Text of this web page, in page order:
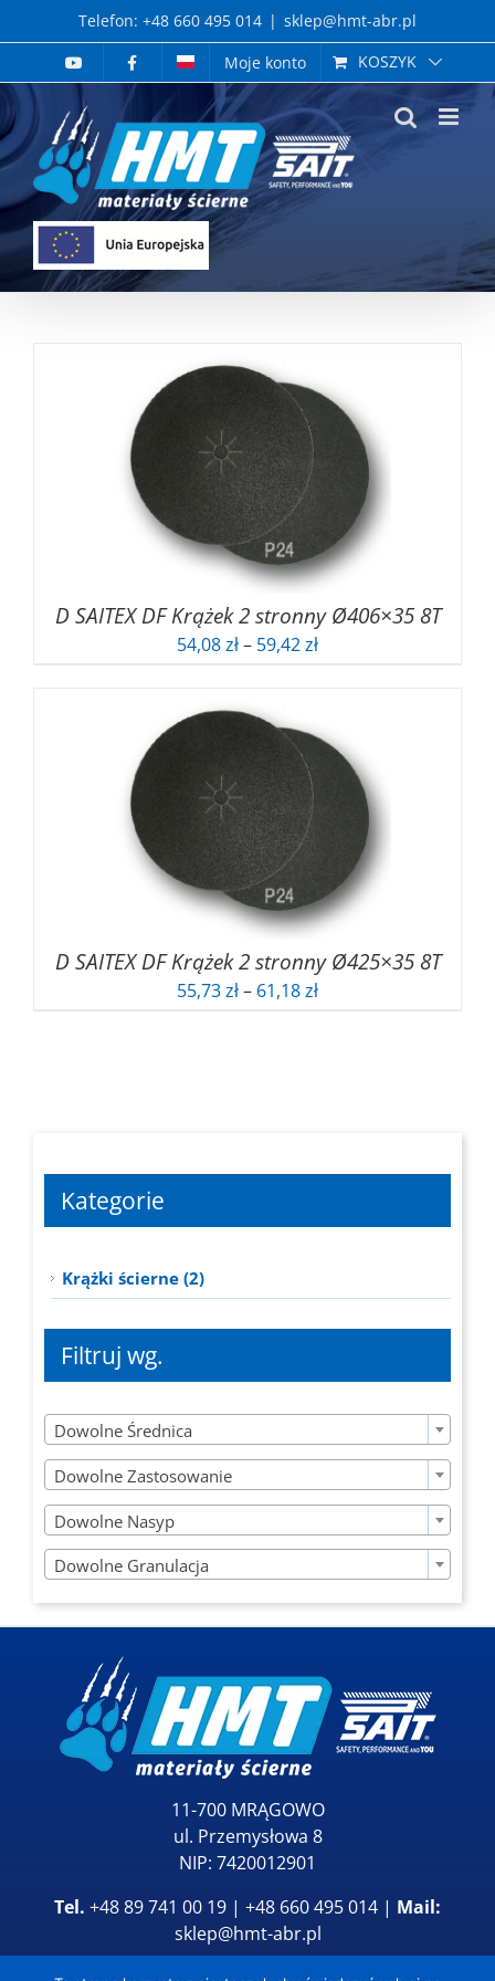
to
Telefon: +48 660 495 014 | sklep@hmt-abr.pl
Moje konto
KOSZYK
D SAITEX DF Krążek 2 stronny Ø406×35 8T
54,08zł– 59,42złZakres
do
59,42 zł
D SAITEX DF Krążek 2 stronny Ø425×35 8T
55,73zł– 61,18złZakres
Kategorie
Krążki ścierne (2)
Filtruj wg.
Dowolne Średnica
Dowolne Zastosowanie
Dowolne Nasyp
Dowolne Granulacja
11-700 MRĄGOWO
ul. Przemysłowa 8
NIP: 7420012901
Tel. +48 89 741 00 19 | +48 660 495 014 | Mail:
sklep@hmt-abr.pl